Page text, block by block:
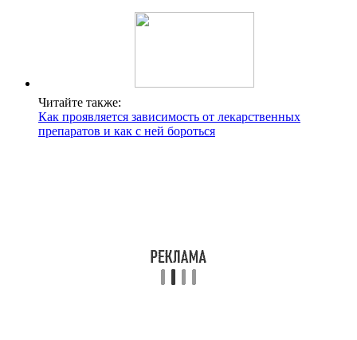
Читайте также:
Как проявляется зависимость от лекарственных
препаратов и как с ней бороться